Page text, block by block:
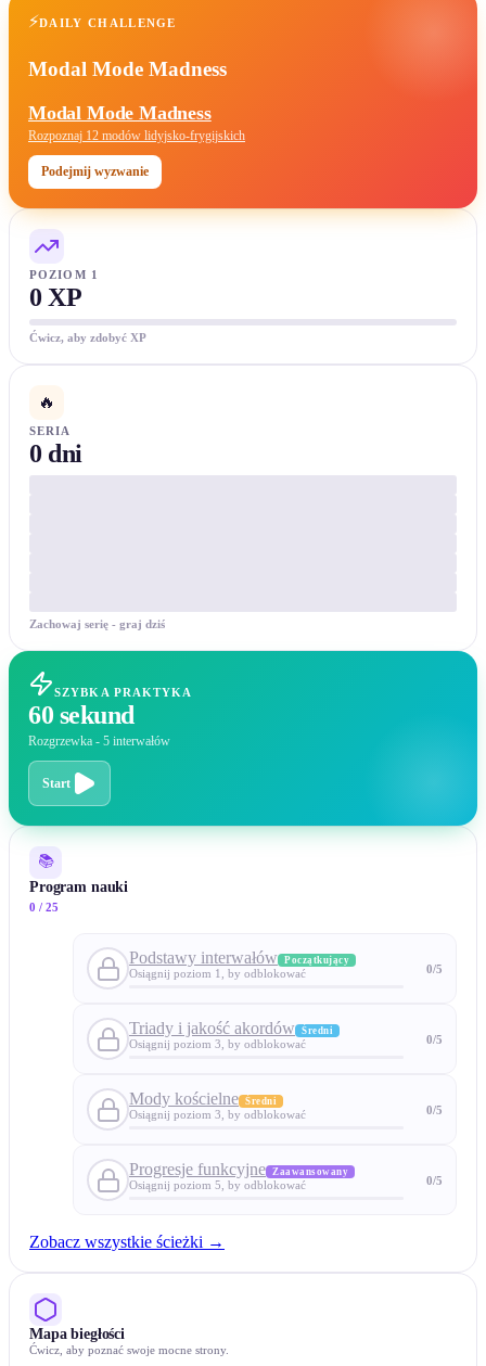
⚡DAILY CHALLENGE
Modal Mode Madness
Modal Mode Madness
Rozpoznaj 12 modów lidyjsko-frygijskich
Podejmij wyzwanie
POZIOM 1
0 XP
Ćwicz, aby zdobyć XP
🔥
SERIA
0 dni
Zachowaj serię - graj dziś
SZYBKA PRAKTYKA
60 sekund
Rozgrzewka - 5 interwałów
Start
📚
Program nauki
0 / 25
Podstawy interwałów Początkujący
Osiągnij poziom 1, by odblokować 0/5
Triady i jakość akordów Średni
Osiągnij poziom 3, by odblokować 0/5
Mody kościelne Średni
Osiągnij poziom 3, by odblokować 0/5
Progresje funkcyjne Zaawansowany
Osiągnij poziom 5, by odblokować 0/5
Zobacz wszystkie ścieżki →
Mapa biegłości
Ćwicz, aby poznać swoje mocne strony.